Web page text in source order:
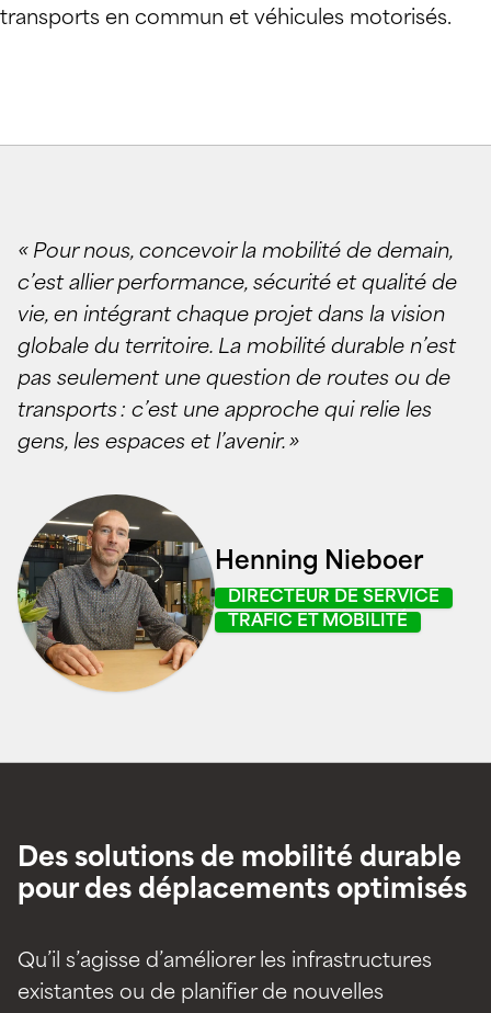
transports en commun et véhicules motorisés.
« Pour nous, concevoir la mobilité de demain,
c’est allier performance, sécurité et qualité de
vie, en intégrant chaque projet dans la vision
globale du territoire. La mobilité durable n’est
pas seulement une question de routes ou de
transports: c’est une approche qui relie les
gens, les espaces et l’avenir. »
Henning Nieboer
DIRECTEUR DE SERVICE
TRAFIC ET MOBILITÉ
Des solutions de mobilité durable
pour des déplacements optimisés
Qu’il s’agisse d’améliorer les infrastructures
existantes ou de planifier de nouvelles